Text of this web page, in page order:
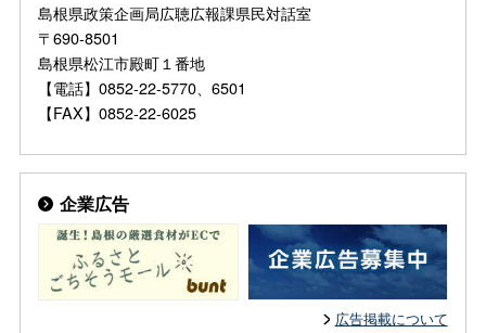
島根県政策企画局広聴広報課県民対話室
〒690-8501
島根県松江市殿町１番地
【電話】0852-22-5770、6501
【FAX】0852-22-6025
企業広告
広告掲載について